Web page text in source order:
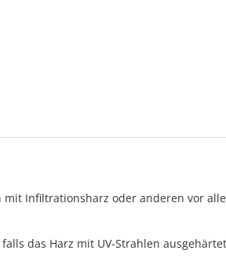
mit Infiltrationsharz oder anderen vor
das Harz mit UV-Strahlen